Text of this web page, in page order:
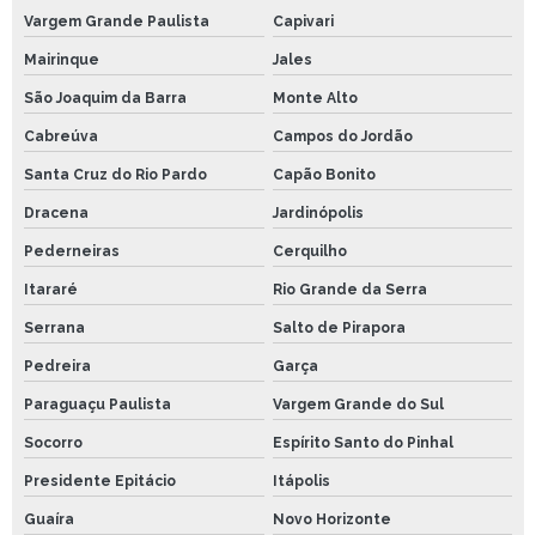
Vargem Grande Paulista Capivari
Mairinque Jales
São Joaquim da Barra Monte Alto
Cabreúva Campos do Jordão
Santa Cruz do Rio Pardo Capão Bonito
Dracena Jardinópolis
Pederneiras Cerquilho
Itararé Rio Grande da Serra
Serrana Salto de Pirapora
Pedreira Garça
Paraguaçu Paulista Vargem Grande do Sul
Socorro Espírito Santo do Pinhal
Presidente Epitácio Itápolis
Guaíra Novo Horizonte